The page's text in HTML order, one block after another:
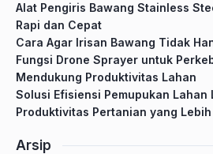
Alat Pengiris Bawang Stainless
Rapi dan Cepat
Cara Agar Irisan Bawang Tidak
Fungsi Drone Sprayer untuk
Mendukung Produktivitas Lahan
Solusi Efisiensi Pemupukan Lahan
Produktivitas Pertanian yang Lebih
Arsip